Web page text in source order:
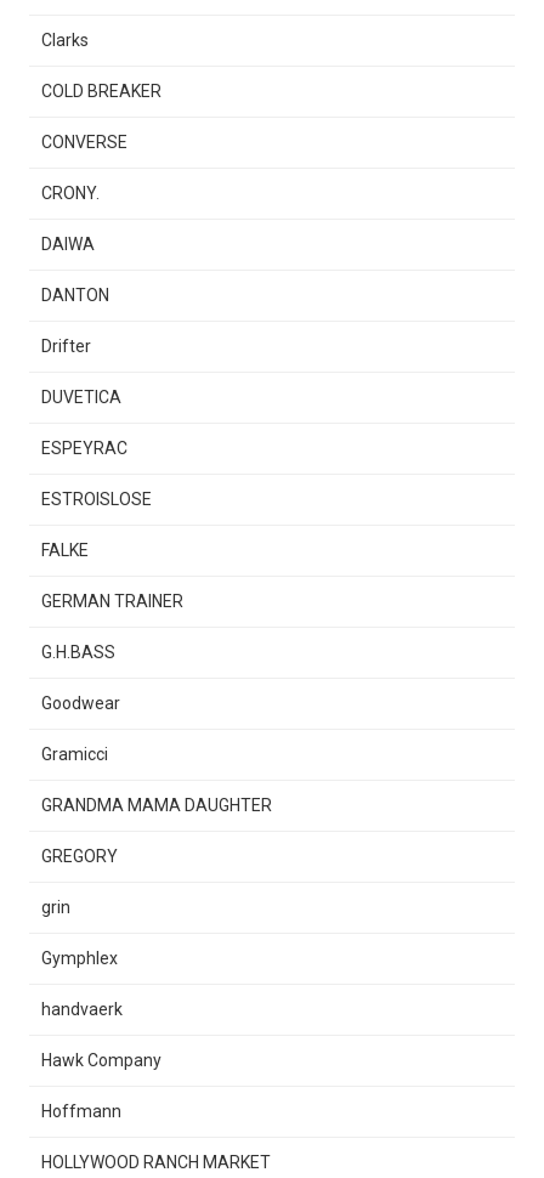
Clarks
COLD BREAKER
CONVERSE
CRONY.
DAIWA
DANTON
Drifter
DUVETICA
ESPEYRAC
ESTROISLOSE
FALKE
GERMAN TRAINER
G.H.BASS
Goodwear
Gramicci
GRANDMA MAMA DAUGHTER
GREGORY
grin
Gymphlex
handvaerk
Hawk Company
Hoffmann
HOLLYWOOD RANCH MARKET